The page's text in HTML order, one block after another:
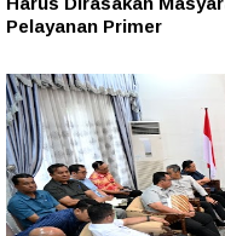
Pelayanan Primer